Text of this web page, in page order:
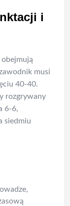
i
obejmują
musi
40-40.
rozgrywany
6-6,
siedmiu